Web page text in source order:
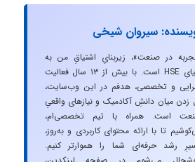
سیروان شیخی
در صنعت»، زیربنایِ اشتیاقِ من به
دنیایِ HSE است. با بیش از ۱۳ سال فعالیت
و تخصصی، هدفم در این وب‌سایت،
زدن میان دانشِ آکادمیک و نیازهای واقعیِ
است. همراه با تیم تخصصی‌ام،
تا با ارائه محتوای کاربردی و به‌روز،
رشد حرفه‌ای شما را هموارتر کنیم.